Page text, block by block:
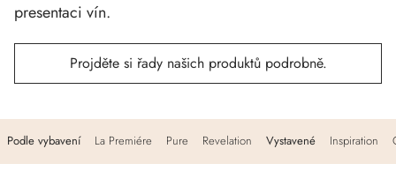
presentaci vín.
Projděte si řady našich produktů podrobně.
Podle vybavení La Premiére Pure Revelation Vystavené Inspiration